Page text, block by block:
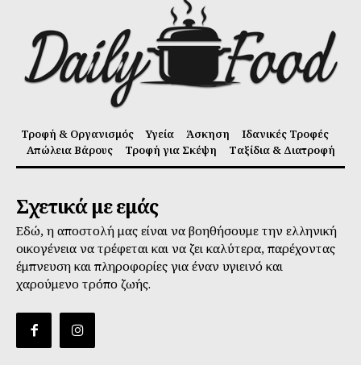
Τροφή & Οργανισμός Υγεία Άσκηση
Ιδανικές Τροφές
Απώλεια Βάρους
Τροφή για Σκέψη Ταξίδια & Διατροφή
Σχετικά με εμάς
Εδώ, η αποστολή μας είναι να βοηθήσουμε την ελληνική
οικογένεια να τρέφεται και να ζει καλύτερα, παρέχοντας
έμπνευση και πληροφορίες για έναν υγιεινό και
χαρούμενο τρόπο ζωής.